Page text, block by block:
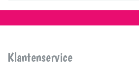
Klantenservice